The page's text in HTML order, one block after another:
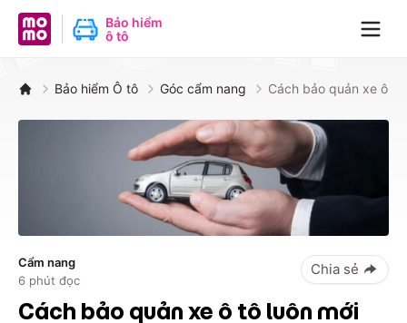
MoMo - Ứng dụng tài chính
Bảo hiểm
ô tô
Bảo hiểm Ô tô Góc cẩm nang Cách bảo quản xe ô tô
Cẩm nang
6 phút đọc
Chia sẻ
Cách bảo quản xe ô tô luôn mới